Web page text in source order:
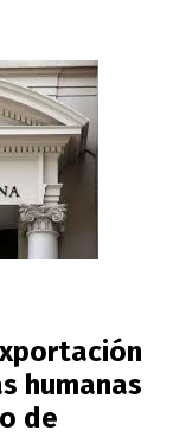
humanas
de